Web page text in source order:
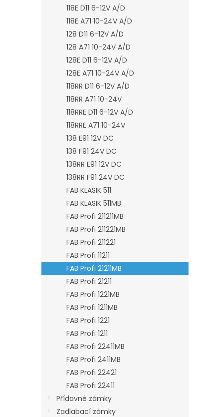
118E D11 6-12V A/D
118E A71 10-24V A/D
128 D11 6-12V A/D
128 A71 10-24V A/D
128E D11 6-12V A/D
128E A71 10-24V A/D
118RR D11 6-12V A/D
118RR A71 10-24V
118RRE D11 6-12V A/D
118RRE A71 10-24V
138 E91 12V DC
138 F91 24V DC
138RR E91 12V DC
138RR F91 24V DC
FAB KLASIK 511
FAB KLASIK 511MB
FAB Profi 211211MB
FAB Profi 211221MB
FAB Profi 211221
FAB Profi 11211
FAB Profi 21211MB
FAB Profi 21211
FAB Profi 1221MB
FAB Profi 1211MB
FAB Profi 1221
FAB Profi 1211
FAB Profi 22411MB
FAB Profi 2411MB
FAB Profi 22421
FAB Profi 22411
Přídavné zámky
Zadlabací zámky